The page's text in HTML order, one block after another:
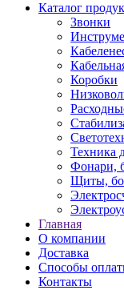
Каталог
Звонки
Коробки
Техника
Фонари,
Щиты,
Главная
О компании
Доставка
Способы
Контакты